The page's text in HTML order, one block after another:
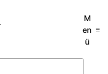
M
en
ü